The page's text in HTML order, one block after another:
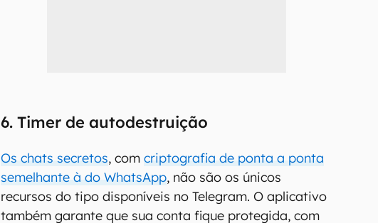
6. Timer de autodestruição
Os chats secretos, comcriptografia de ponta a ponta
semelhante à do WhatsApp, não são os únicos
recursos do tipo disponíveis no Telegram. O aplicativo
também garante que sua conta fique protegida, com